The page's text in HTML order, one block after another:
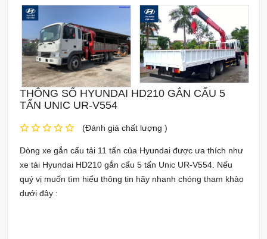
THÔNG SỐ HYUNDAI HD210 GẮN CẨU 5
TẤN UNIC UR-V554
(Đánh giá chất lượng )
Dòng xe gắn cẩu tải 11 tấn của Hyundai được ưa thích như
xe tải Hyundai HD210 gắn cẩu 5 tấn Unic UR-V554. Nếu
quý vị muốn tìm hiểu thông tin hãy nhanh chóng tham khảo
dưới đây :